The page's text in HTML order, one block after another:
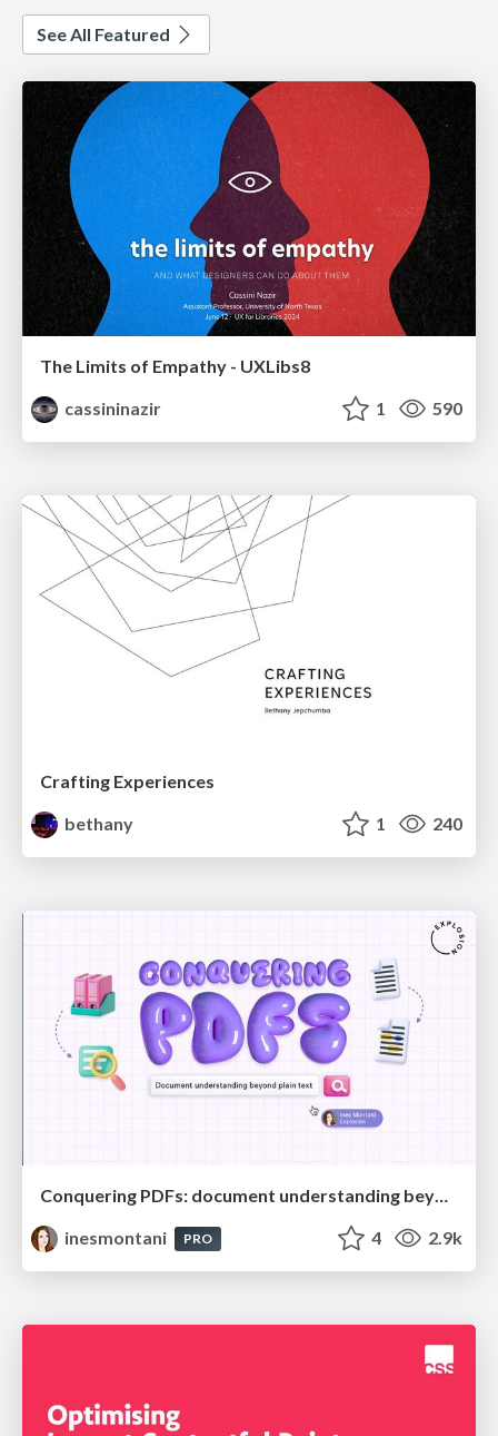
See All Featured
The Limits of Empathy - UXLibs8
cassininazir
1 590
Crafting Experiences
bethany
1 240
Conquering PDFs: document understanding beyond plain text
inesmontani
PRO 4 2.9k